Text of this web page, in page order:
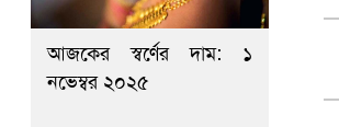
আজকের স্বর্ণের দাম: ১
নভেম্বর ২০২৫